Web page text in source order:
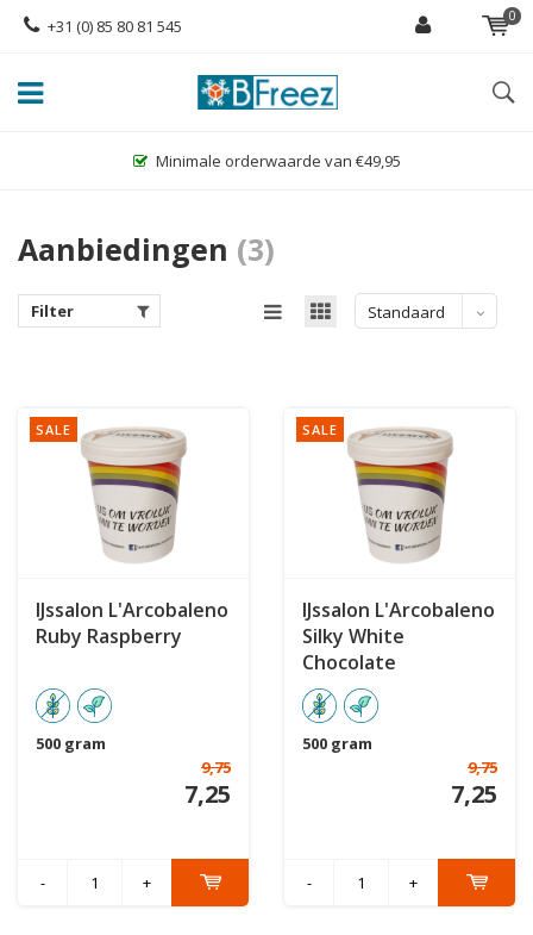
+31 (0) 85 80 81 545 0
Minimale orderwaarde van €49,95
Aanbiedingen (3)
Filter Standaard
SALE
IJssalon L'Arcobaleno
Ruby Raspberry
500 gram
9,75
7,25
- +
SALE
IJssalon L'Arcobaleno
Silky White
Chocolate
500 gram
9,75
7,25
- +